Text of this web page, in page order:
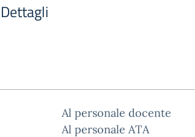
Dettagli
Al personale docente
Al personale ATA